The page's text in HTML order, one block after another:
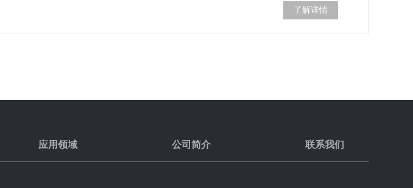
了解详情
应用领域 公司简介 联系我们